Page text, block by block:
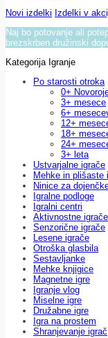
Novi izdelki Izdelki v
Naj bo potovanje ali
brezskrben družinski
Kategorija Igranje
Po starosti otroka
0+
3+ mesece
6+
12+
18+
24+
3+ leta
Ustvarjalne igrače
Mehke in plišaste
Ninice za
Igralne podloge
Igralni centri
Aktivnostne igrače
Senzorične igrače
Lesene igrače
Otroška glasbila
Sestavljanke
Mehke knjigice
Magnetne igre
Igranje vlog
Miselne igre
Družabne igre
Igra na prostem
Shranjevanje igrač